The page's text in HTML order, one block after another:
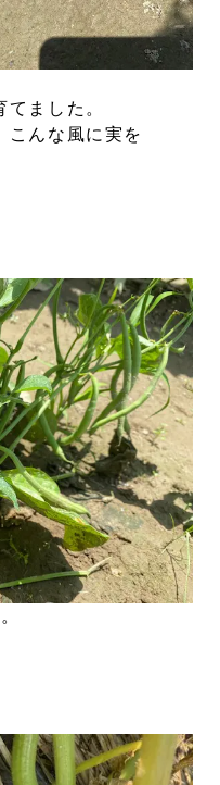
ました。
こんな風に実を